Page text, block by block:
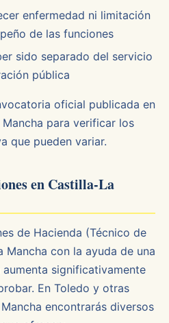
enfermedad ni limitación
de las funciones
sido separado del servicio
pública
oficial publicada en
para verificar los
que pueden variar.
en Castilla-La
de Hacienda (Técnico de
Mancha con la ayuda de una
significativamente
En Toledo y otras
encontrarás diversos